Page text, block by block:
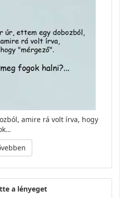
amire rá volt írva, hogy
a lényeget